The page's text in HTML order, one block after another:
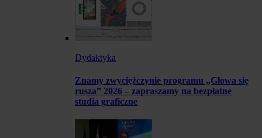
Dydaktyka
Znamy zwyciężczynie programu „Głowa się
rusza” 2026 – zapraszamy na bezpłatne
studia graficzne